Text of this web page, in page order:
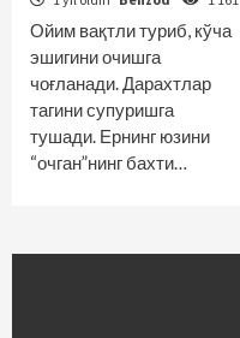
Ойим вақтли туриб, кўча
эшигини очишга
чоғланади. Дарахтлар
тагини супуришга
тушади. Ернинг юзини
“очган”нинг бахти…